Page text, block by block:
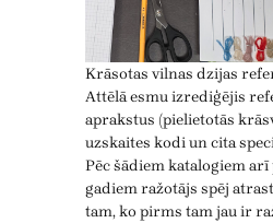
Krāsotas vilnas dzijas
Attēlā esmu izrediģējis
aprakstus (pielietotās
uzskaites kodi un cita
Pēc šādiem katalogiem
gadiem ražotājs spēj
tam, ko pirms tam jau ir